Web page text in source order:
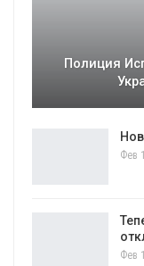
Полиция
Фев
Фев